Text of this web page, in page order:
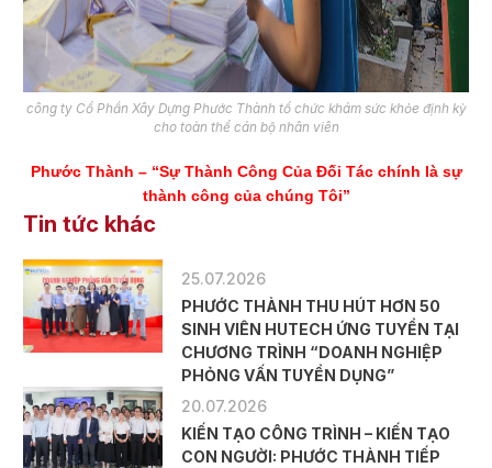
công ty Cổ Phần Xây Dựng Phước Thành tổ chức khám sức khỏe định kỳ
cho toàn thể cán bộ nhân viên
Phước Thành – “Sự Thành Công Của Đối Tác chính là sự
thành công của chúng Tôi”
Tin tức khác
25.07.2026
PHƯỚC THÀNH THU HÚT HƠN 50
SINH VIÊN HUTECH ỨNG TUYỂN TẠI
CHƯƠNG TRÌNH “DOANH NGHIỆP
PHỎNG VẤN TUYỂN DỤNG”
20.07.2026
KIẾN TẠO CÔNG TRÌNH – KIẾN TẠO
CON NGƯỜI: PHƯỚC THÀNH TIẾP